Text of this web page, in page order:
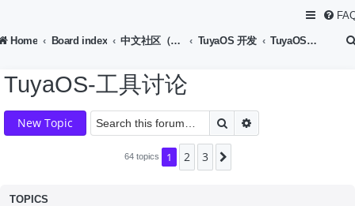
Home Board index 中文社区（Chinese Forum） TuyaOS 开发 TuyaOS-工具讨论
TuyaOS-工具讨论
New Topic Search
64 topics 1 2 3
TOPICS